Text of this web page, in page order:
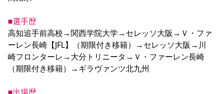
アウェイツアー
よくある質問
よくある質問
スポーツクラブ
関連団体/施設
長居公園 セレッソフットサルパーク
セレッソフットサルパーク長居
セレッソスポーツパーク舞洲
YANMAR HANASAKA STADIUM
大人のサッカースクール
■選手歴
高知追手前高校→関西学院大学→セレッソ大阪→Ｖ・ファ
ーレン長崎【JFL】（期限付き移籍）→セレッソ大阪→川
崎フロンターレ→大分トリニータ→Ｖ・ファーレン長崎
（期限付き移籍）→ギラヴァンツ北九州